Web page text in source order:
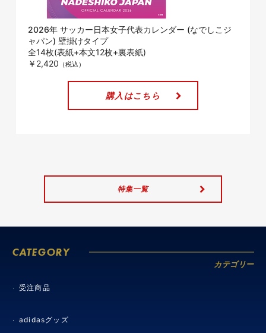
CATEGORY
カテゴリー
受注商品
adidasグッズ
2026年 サッカー日本女子代表カレンダー (なでしこジ
ャパン) 壁掛けタイプ
全14枚(表紙+本文12枚+裏表紙)
￥2,420
購入はこちら
特集一覧